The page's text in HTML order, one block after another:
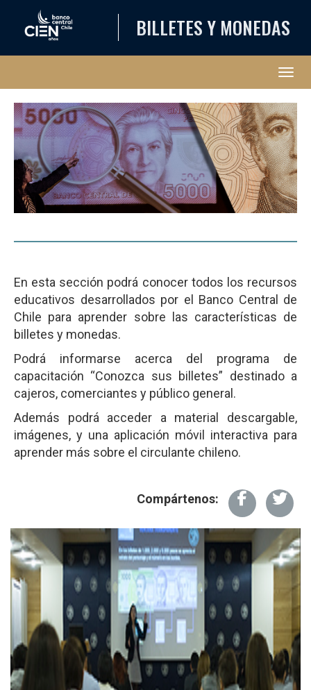
BILLETES Y MONEDAS
En esta sección podrá conocer todos los recursos
educativos desarrollados por el Banco Central de
Chile para aprender sobre las características de
billetes y monedas.
Podrá informarse acerca del programa de
capacitación “Conozca sus billetes” destinado a
cajeros, comerciantes y público general.
Además podrá acceder a material descargable,
imágenes, y una aplicación móvil interactiva para
aprender más sobre el circulante chileno.
Compártenos: